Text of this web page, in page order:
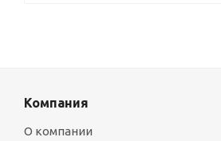
Компания
О компании